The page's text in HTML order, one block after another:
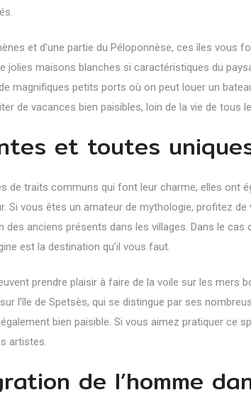
et d’une partie du Péloponnèse, ces îles vous
jolies maisons blanches si caractéristiques du
magnifiques petits ports où on peut louer un
de vacances bien paisibles, loin de la vie de tous
et toutes
de traits communs qui font leur charme, elles ont
Si vous êtes un amateur de mythologie, profitez
des anciens présents dans les villages. Dans le
est la destination qu’il vous faut.
prendre plaisir à faire de la voile sur les mers
l’île de Spetsès, qui se distingue par ses
bien paisible. Si vous aimez pratiquer ce
artistes.
de l’homme